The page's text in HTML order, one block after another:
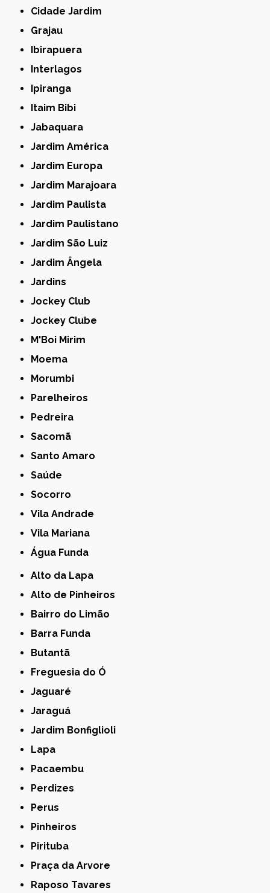
Cidade Jardim
Grajau
Ibirapuera
Interlagos
Ipiranga
Itaim Bibi
Jabaquara
Jardim América
Jardim Europa
Jardim Marajoara
Jardim Paulista
Jardim Paulistano
Jardim São Luiz
Jardim Ângela
Jardins
Jockey Club
Jockey Clube
M'Boi Mirim
Moema
Morumbi
Parelheiros
Pedreira
Sacomã
Santo Amaro
Saúde
Socorro
Vila Andrade
Vila Mariana
Água Funda
Alto da Lapa
Alto de Pinheiros
Bairro do Limão
Barra Funda
Butantã
Freguesia do Ó
Jaguaré
Jaraguá
Jardim Bonfiglioli
Lapa
Pacaembu
Perdizes
Perus
Pinheiros
Pirituba
Praça da Arvore
Raposo Tavares